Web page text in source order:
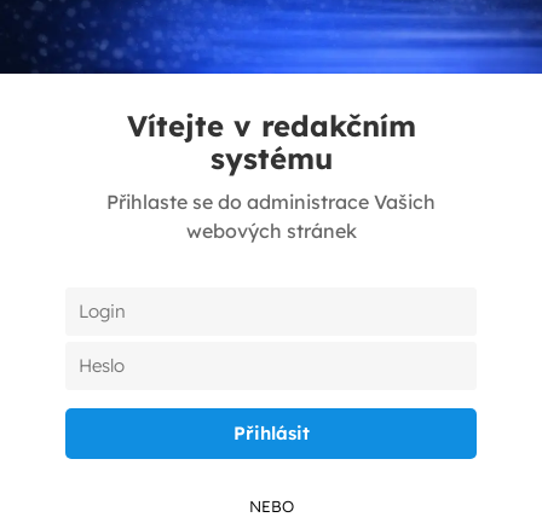
Vítejte v redakčním
systému
Přihlaste se do administrace Vašich
webových stránek
NEBO